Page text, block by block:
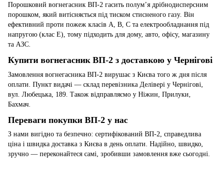
Порошковий вогнегасник ВП-2 гасить полум’я дрібнодисперсним
порошком, який витісняється під тиском стисненого газу. Він
ефективний проти пожеж класів A, B, C та електрообладнання під
напругою (клас E), тому підходить для дому, авто, офісу, магазину
та АЗС.
Купити вогнегасник ВП-2 з доставкою у Чернігові
Замовлення вогнегасника ВП-2 вирушає з Києва того ж дня після
оплати. Пункт видачі — склад перевізника Делівері у Чернігові,
вул. Любецька, 189. Також відправляємо у Ніжин, Прилуки,
Бахмач.
Переваги покупки ВП-2 у нас
З нами вигідно та безпечно: сертифікований ВП-2, справедлива
ціна і швидка доставка з Києва в день оплати. Надійно, швидко,
зручно — переконайтеся самі, зробивши замовлення вже сьогодні.